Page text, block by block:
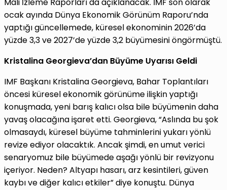
Mali İzleme Raporları da açıklanacak. IMF son olarak
ocak ayında Dünya Ekonomik Görünüm Raporu’nda
yaptığı güncellemede, küresel ekonominin 2026’da
yüzde 3,3 ve 2027’de yüzde 3,2 büyümesini öngörmüştü.
Kristalina Georgieva’dan Büyüme Uyarısı Geldi
IMF Başkanı Kristalina Georgieva, Bahar Toplantıları
öncesi küresel ekonomik görünüme ilişkin yaptığı
konuşmada, yeni barış kalıcı olsa bile büyümenin daha
yavaş olacağına işaret etti. Georgieva, “Aslında bu şok
olmasaydı, küresel büyüme tahminlerini yukarı yönlü
revize ediyor olacaktık. Ancak şimdi, en umut verici
senaryomuz bile büyümede aşağı yönlü bir revizyonu
içeriyor. Neden? Altyapı hasarı, arz kesintileri, güven
kaybı ve diğer kalıcı etkiler” diye konuştu. Dünya